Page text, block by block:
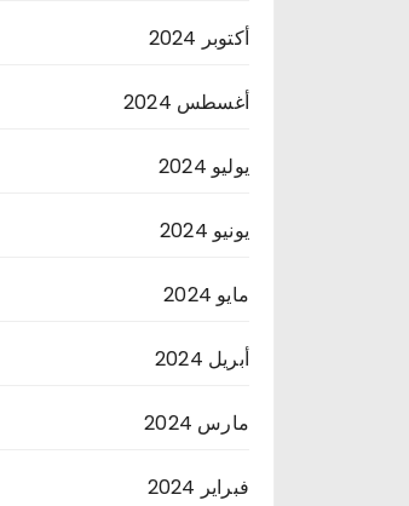
أكتوبر 2024
أغسطس 2024
يوليو 2024
يونيو 2024
مايو 2024
أبريل 2024
مارس 2024
فبراير 2024